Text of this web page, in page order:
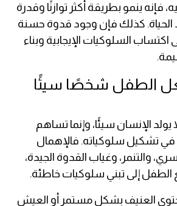
فإنه ينمو بطريقة أكثر توازنًا وقدرة
كذلك فإن وجود قدوة حسنة
السلوكيات الإيجابية وبناء
الطفل شخصًا سيئًا
يولد الإنسان سيئًا، وإنما تساهم
تشكيل سلوكياته. فالإهمال
والتنمر، وغياب القدوة الجيدة،
إلى تبني سلوكيات خاطئة.
العنيف بشكل مستمر أو العيش